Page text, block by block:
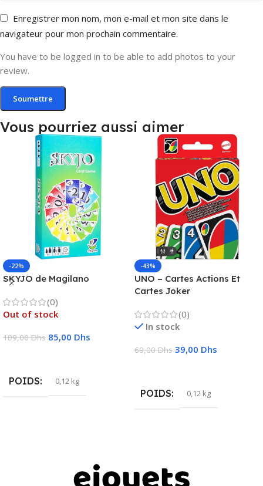
Enregistrer mon nom, mon e-mail et mon site dans le
navigateur pour mon prochain commentaire.
You have to be logged in to be able to add photos to your
review.
Vous pourriez aussi aimer
-22%
SKYJO de Magilano
(0)
Out of stock
109,00Dhs 85,00 Dhs
POIDS 0,12 kg
-43%
UNO – Cartes Actions Et
Cartes Joker
(0)
In stock
69,00Dhs 39,00 Dhs
POIDS 0,12 kg